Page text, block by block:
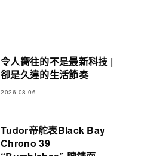
令人嚮往的不是最新科技 |
卻是久違的生活節奏
2026-08-06
Tudor帝舵表Black Bay
Chrono 39